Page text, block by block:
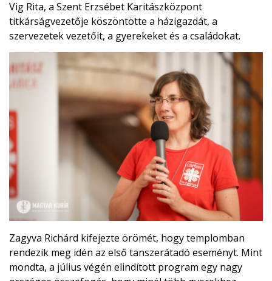
Vig Rita, a Szent Erzsébet Karitászközpont
titkárságvezetője köszöntötte a házigazdát, a
szervezetek vezetőit, a gyerekeket és a családokat.
Zagyva Richárd kifejezte örömét, hogy templomban
rendezik meg idén az első tanszerátadó eseményt. Mint
mondta, a július végén elindított program egy nagy